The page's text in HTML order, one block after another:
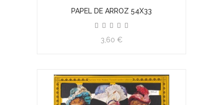
PAPEL DE ARROZ 54X33
3,60 €